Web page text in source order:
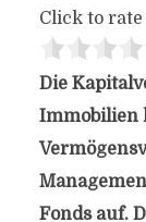
Click to
Die
Immobilien
Fonds auf.